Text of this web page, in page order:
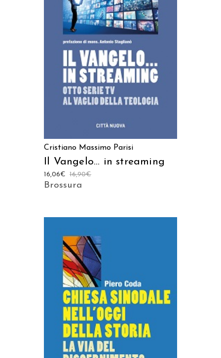
AGGIUNGI AL CARRELLO
Cristiano Massimo Parisi
Il Vangelo… in streaming
16,90€
16,06€
Brossura
AGGIUNGI AL CARRELLO